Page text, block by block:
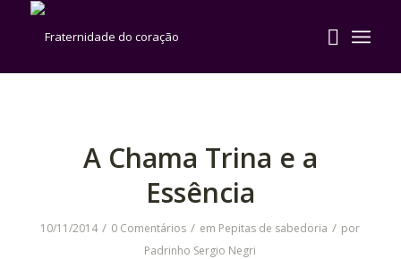
A Chama Trina e a
Essência
10/11/2014 / 0 Comentários / em Pepitas de sabedoria / por
Padrinho Sergio Negri